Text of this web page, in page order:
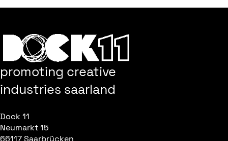
promoting creative
industries saarland
Dock 11
Neumarkt 15
66117 Saarbrücken